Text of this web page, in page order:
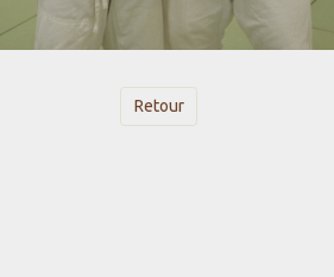
Retour